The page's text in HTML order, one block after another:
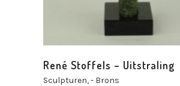
René Stoffels – Uitstraling
Sculpturen,- Brons